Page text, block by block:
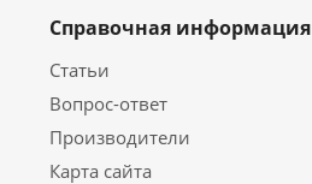
Справочная информация
Статьи
Вопрос-ответ
Производители
Карта сайта